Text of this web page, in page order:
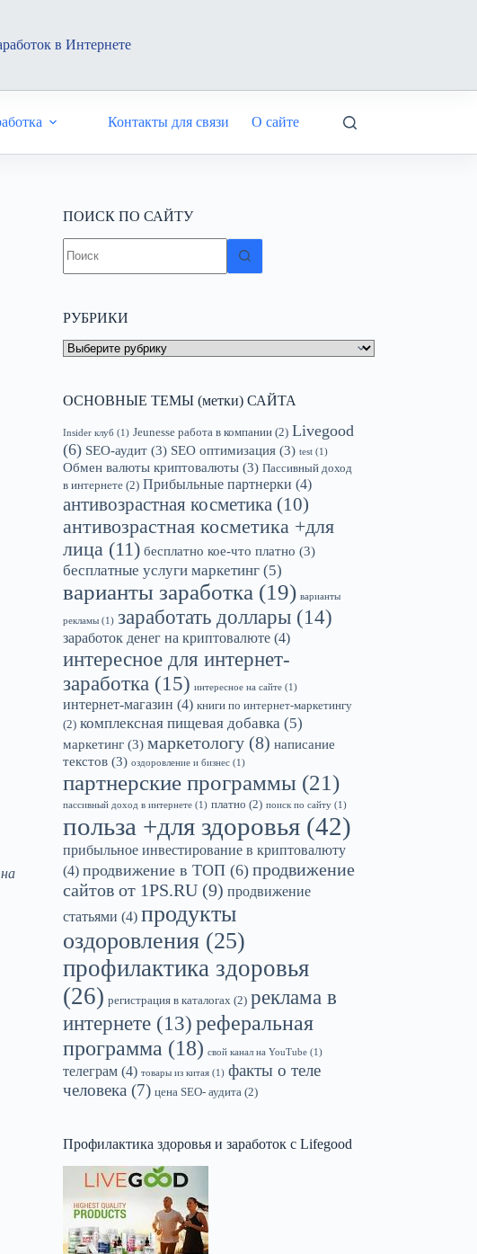
в Интернете
Контакты для связи О сайте
ПОИСК ПО САЙТУ
не
найдено
РУБРИКИ
РУБРИКИ
ОСНОВНЫЕ ТЕМЫ (метки) САЙТА
Insider клуб (1) Jeunesse работа в компании (2) Livegood
(6) SEO-аудит (3) SEO оптимизация (3) test (1)
Обмен валюты криптовалюты (3) Пассивный доход
в интернете (2) Прибыльные партнерки (4)
антивозрастная косметика (10)
антивозрастная косметика +для
лица (11) бесплатно кое-что платно (3)
бесплатные услуги маркетинг (5)
варианты заработка (19) варианты
рекламы (1) заработать доллары (14)
заработок денег на криптовалюте (4)
интересное для интернет-
заработка (15) интересное на сайте (1)
интернет-магазин (4) книги по интернет-маркетингу
(2) комплексная пищевая добавка (5)
маркетинг (3) маркетологу (8) написание
текстов (3) оздоровление и бизнес (1)
партнерские программы (21)
пассивный доход в интернете (1) платно (2) поиск по сайту (1)
польза +для здоровья (42)
прибыльное инвестирование в криптовалюту
(4) продвижение в ТОП (6) продвижение
сайтов от 1PS.RU (9) продвижение
статьями (4) продукты
оздоровления (25)
профилактика здоровья
(26) регистрация в каталогах (2) реклама в
интернете (13) реферальная
программа (18) свой канал на YouTube (1)
телеграм (4) товары из китая (1) факты о теле
человека (7) цена SEO- аудита (2)
Профилактика здоровья и заработок с Lifegood